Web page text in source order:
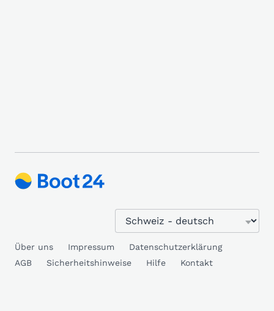
Über uns Impressum
Datenschutzerklärung
AGB
Sicherheitshinweise Hilfe Kontakt